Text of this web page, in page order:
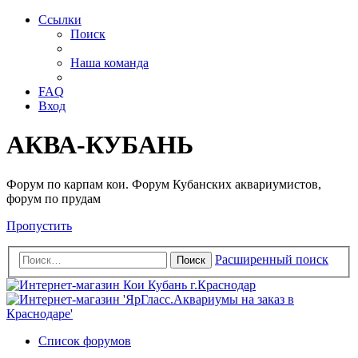
Ссылки
Поиск
Наша команда
FAQ
Вход
АКВА-КУБАНЬ
Форум по карпам кои. Форум Кубанских аквариумистов,
форум по прудам
Пропустить
Поиск Расширенный поиск
Список форумов